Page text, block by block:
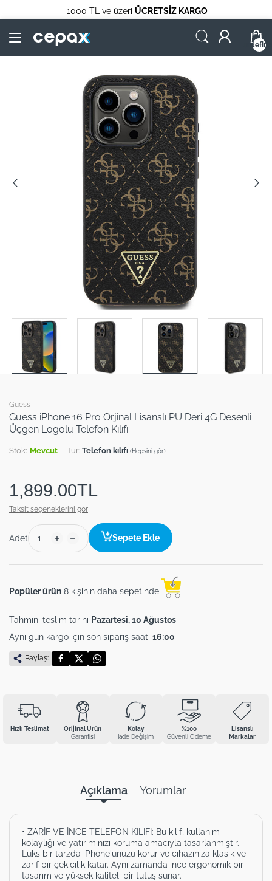
1000 TL ve üzeri ÜCRETSİZ KARGO
Guess
Guess iPhone 16 Pro Orjinal Lisanslı PU Deri 4G Desenli
Üçgen Logolu Telefon Kılıfı
Stok: Mevcut Tür: Telefon kılıfı (Hepsini gör)
1,899.00TL
Taksit seçeneklerini gör
Adet Sepete Ekle
Popüler ürün 8 kişinin daha sepetinde
Tahmini teslim tarihi Pazartesi, 10 Ağustos
Aynı gün kargo için son sipariş saati 16:00
Paylaş:
Hızlı Teslimat
Orijinal Ürün
Garantisi
Kolay
İade Değişim
%100
Güvenli Ödeme
Lisanslı
Markalar
Açıklama Yorumlar
• ZARİF VE İNCE TELEFON KILIFI: Bu kılıf, kullanım
kolaylığı ve yatırımınızı koruma amacıyla tasarlanmıştır.
Lüks bir tarzda iPhone'unuzu korur ve cihazınıza klasik ve
zarif bir çekicilik katar. Aynı zamanda ince ergonomik bir
tasarım ve yüksek kaliteli bir tutuş sunar.